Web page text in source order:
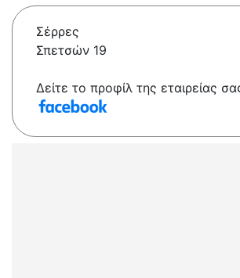
Σέρρες
Σπετσών 19
Δείτε το προφίλ της εταιρείας